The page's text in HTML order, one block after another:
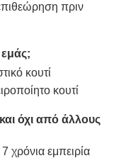
πριν
κουτί
κουτί
όχι από άλλους
χρόνια εμπειρία